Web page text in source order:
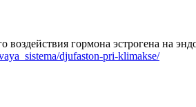
гормона эстрогена на
djufaston-pri-klimakse/